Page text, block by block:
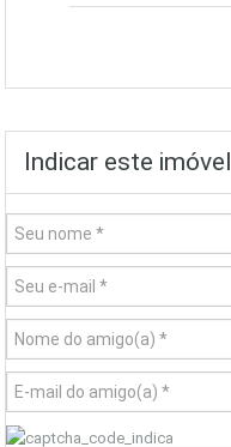
Indicar este imóvel